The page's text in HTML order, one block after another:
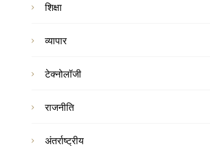
शिक्षा
व्यापार
टेक्नोलॉजी
राजनीति
अंतर्राष्ट्रीय